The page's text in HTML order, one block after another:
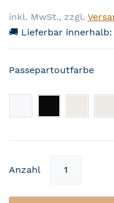
inkl. MwSt., zzgl.
🚚 Lieferbar innerhalb:
Passepartoutfarbe
Anzahl